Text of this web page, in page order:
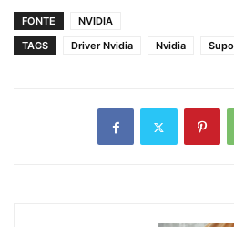
FONTE
NVIDIA
TAGS
Driver Nvidia Nvidia